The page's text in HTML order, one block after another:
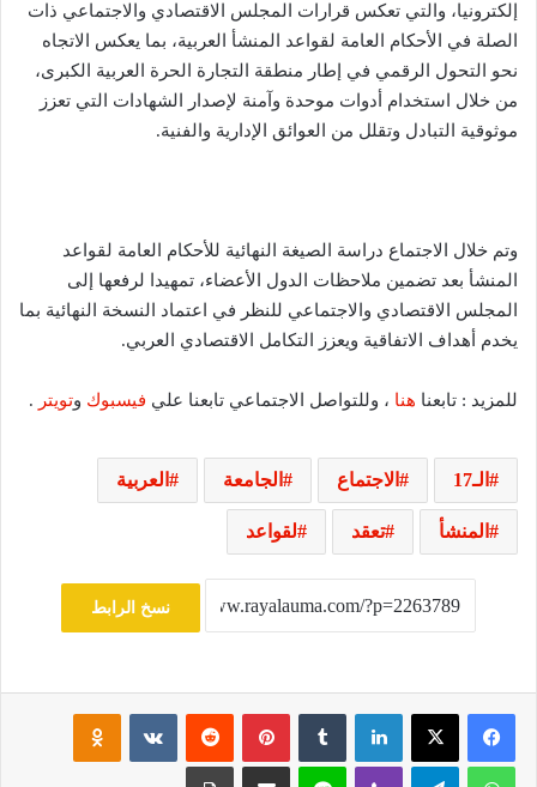
إلكترونيا، والتي تعكس قرارات المجلس الاقتصادي والاجتماعي ذات
الصلة في الأحكام العامة لقواعد المنشأ العربية، بما يعكس الاتجاه
نحو التحول الرقمي في إطار منطقة التجارة الحرة العربية الكبرى،
من خلال استخدام أدوات موحدة وآمنة لإصدار الشهادات التي تعزز
موثوقية التبادل وتقلل من العوائق الإدارية والفنية.
وتم خلال الاجتماع دراسة الصيغة النهائية للأحكام العامة لقواعد
المنشأ بعد تضمين ملاحظات الدول الأعضاء، تمهيدا لرفعها إلى
المجلس الاقتصادي والاجتماعي للنظر في اعتماد النسخة النهائية بما
يخدم أهداف الاتفاقية ويعزز التكامل الاقتصادي العربي.
للمزيد : تابعنا هنا ، وللتواصل الاجتماعي تابعنا علي فيسبوك وتويتر .
الـ17 الاجتماع الجامعة العربية
المنشأ تعقد لقواعد
نسخ الرابط
فيسبوك ‫X لينكدإن بينتيريست
واتساب تيلقرام لاين